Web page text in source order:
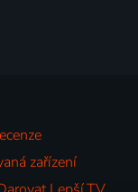
zařízení